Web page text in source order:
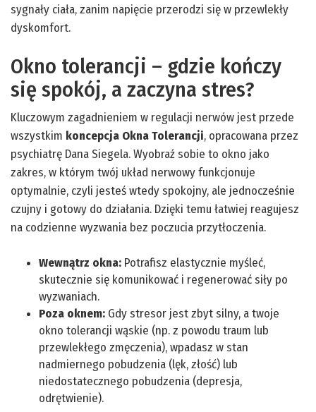
sygnały ciała, zanim napięcie przerodzi się w przewlekły
dyskomfort.
Okno tolerancji – gdzie kończy
się spokój, a zaczyna stres?
Kluczowym zagadnieniem w regulacji nerwów jest przede
wszystkim koncepcja Okna Tolerancji, opracowana przez
psychiatrę Dana Siegela. Wyobraź sobie to okno jako
zakres, w którym twój układ nerwowy funkcjonuje
optymalnie, czyli jesteś wtedy spokojny, ale jednocześnie
czujny i gotowy do działania. Dzięki temu łatwiej reagujesz
na codzienne wyzwania bez poczucia przytłoczenia.
Wewnątrz okna: Potrafisz elastycznie myśleć,
skutecznie się komunikować i regenerować siły po
wyzwaniach.
Poza oknem: Gdy stresor jest zbyt silny, a twoje
okno tolerancji wąskie (np. z powodu traum lub
przewlekłego zmęczenia), wpadasz w stan
nadmiernego pobudzenia (lęk, złość) lub
niedostatecznego pobudzenia (depresja,
odrętwienie).